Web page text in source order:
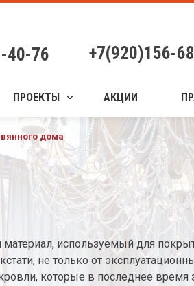
40-76 +7(920)156-
ПРОЕКТЫ АКЦИИ
дома
используемый для
не только от
которые в последнее